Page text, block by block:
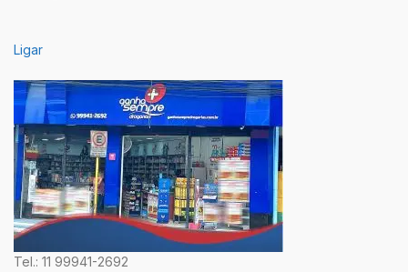
Ligar
Tel.: 11 99941-2692